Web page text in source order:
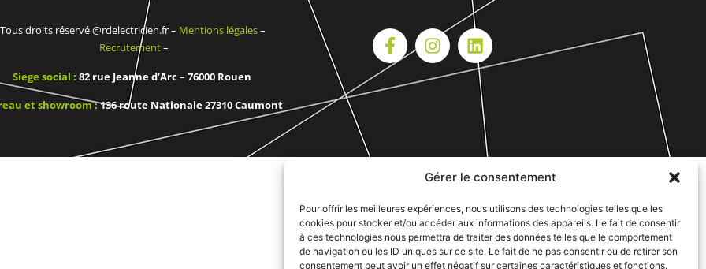
Gérer le consentement
Pour offrir les meilleures expériences, nous utilisons des technologies telles que les
cookies pour stocker et/ou accéder aux informations des appareils. Le fait de consentir
à ces technologies nous permettra de traiter des données telles que le comportement
de navigation ou les ID uniques sur ce site. Le fait de ne pas consentir ou de retirer son
consentement peut avoir un effet négatif sur certaines caractéristiques et fonctions.
Tous droits réservé @rdelectricien.fr – Mentions légales–
Recrutement–
Siege social : 82 rue Jeanne d’Arc – 76000 Rouen
et showroom :136 route Nationale 27310 Caumont